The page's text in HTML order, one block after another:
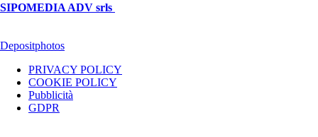
SIPOMEDIA ADV srls
Depositphotos
PRIVACY POLICY
COOKIE POLICY
Pubblicità
GDPR